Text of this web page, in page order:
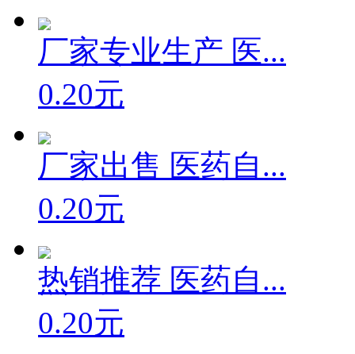
厂家专业生产 医...
0.20元
厂家出售 医药自...
0.20元
热销推荐 医药自...
0.20元